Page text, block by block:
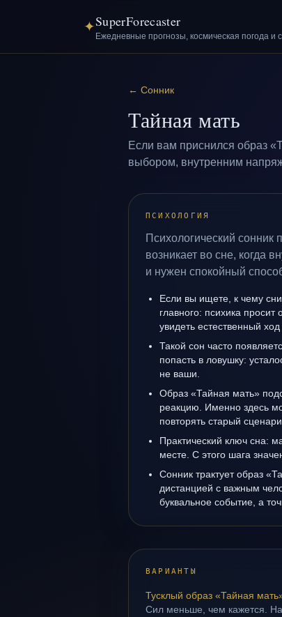
✦SuperForecaster
Ежедневные прогнозы, космическая погода и
← Сонник
Тайная мать
Если вам приснился образ
выбором, внутренним
ПСИХОЛОГИЯ
Психологический сонник
возникает во сне, когда
и нужен спокойный
Если вы ищете, к чему
главного: психика просит
увидеть естественный ход
Такой сон часто
попасть в ловушку:
не ваши.
Образ «Тайная мать»
реакцию. Именно здесь
повторять старый
Практический ключ сна:
месте. С этого шага
Сонник трактует образ
дистанцией с важным
буквальное событие, а
ВАРИАНТЫ
Тусклый образ «Тайная
Сил меньше, чем кажется.